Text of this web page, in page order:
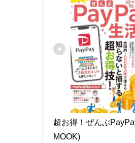
超お得！ぜんぶ
MOOK)